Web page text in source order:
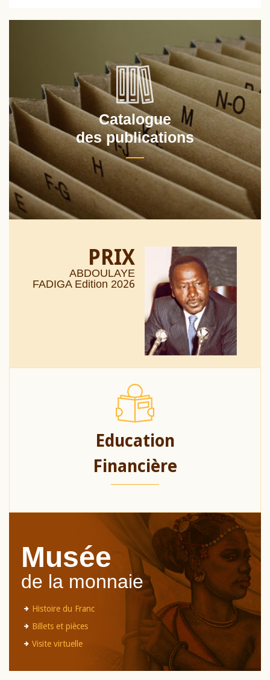
Catalogue
des publications
PRIX
ABDOULAYE
FADIGA Edition 2026
Education
Financière
Musée
de la monnaie
Histoire du Franc
Billets et pièces
Visite virtuelle